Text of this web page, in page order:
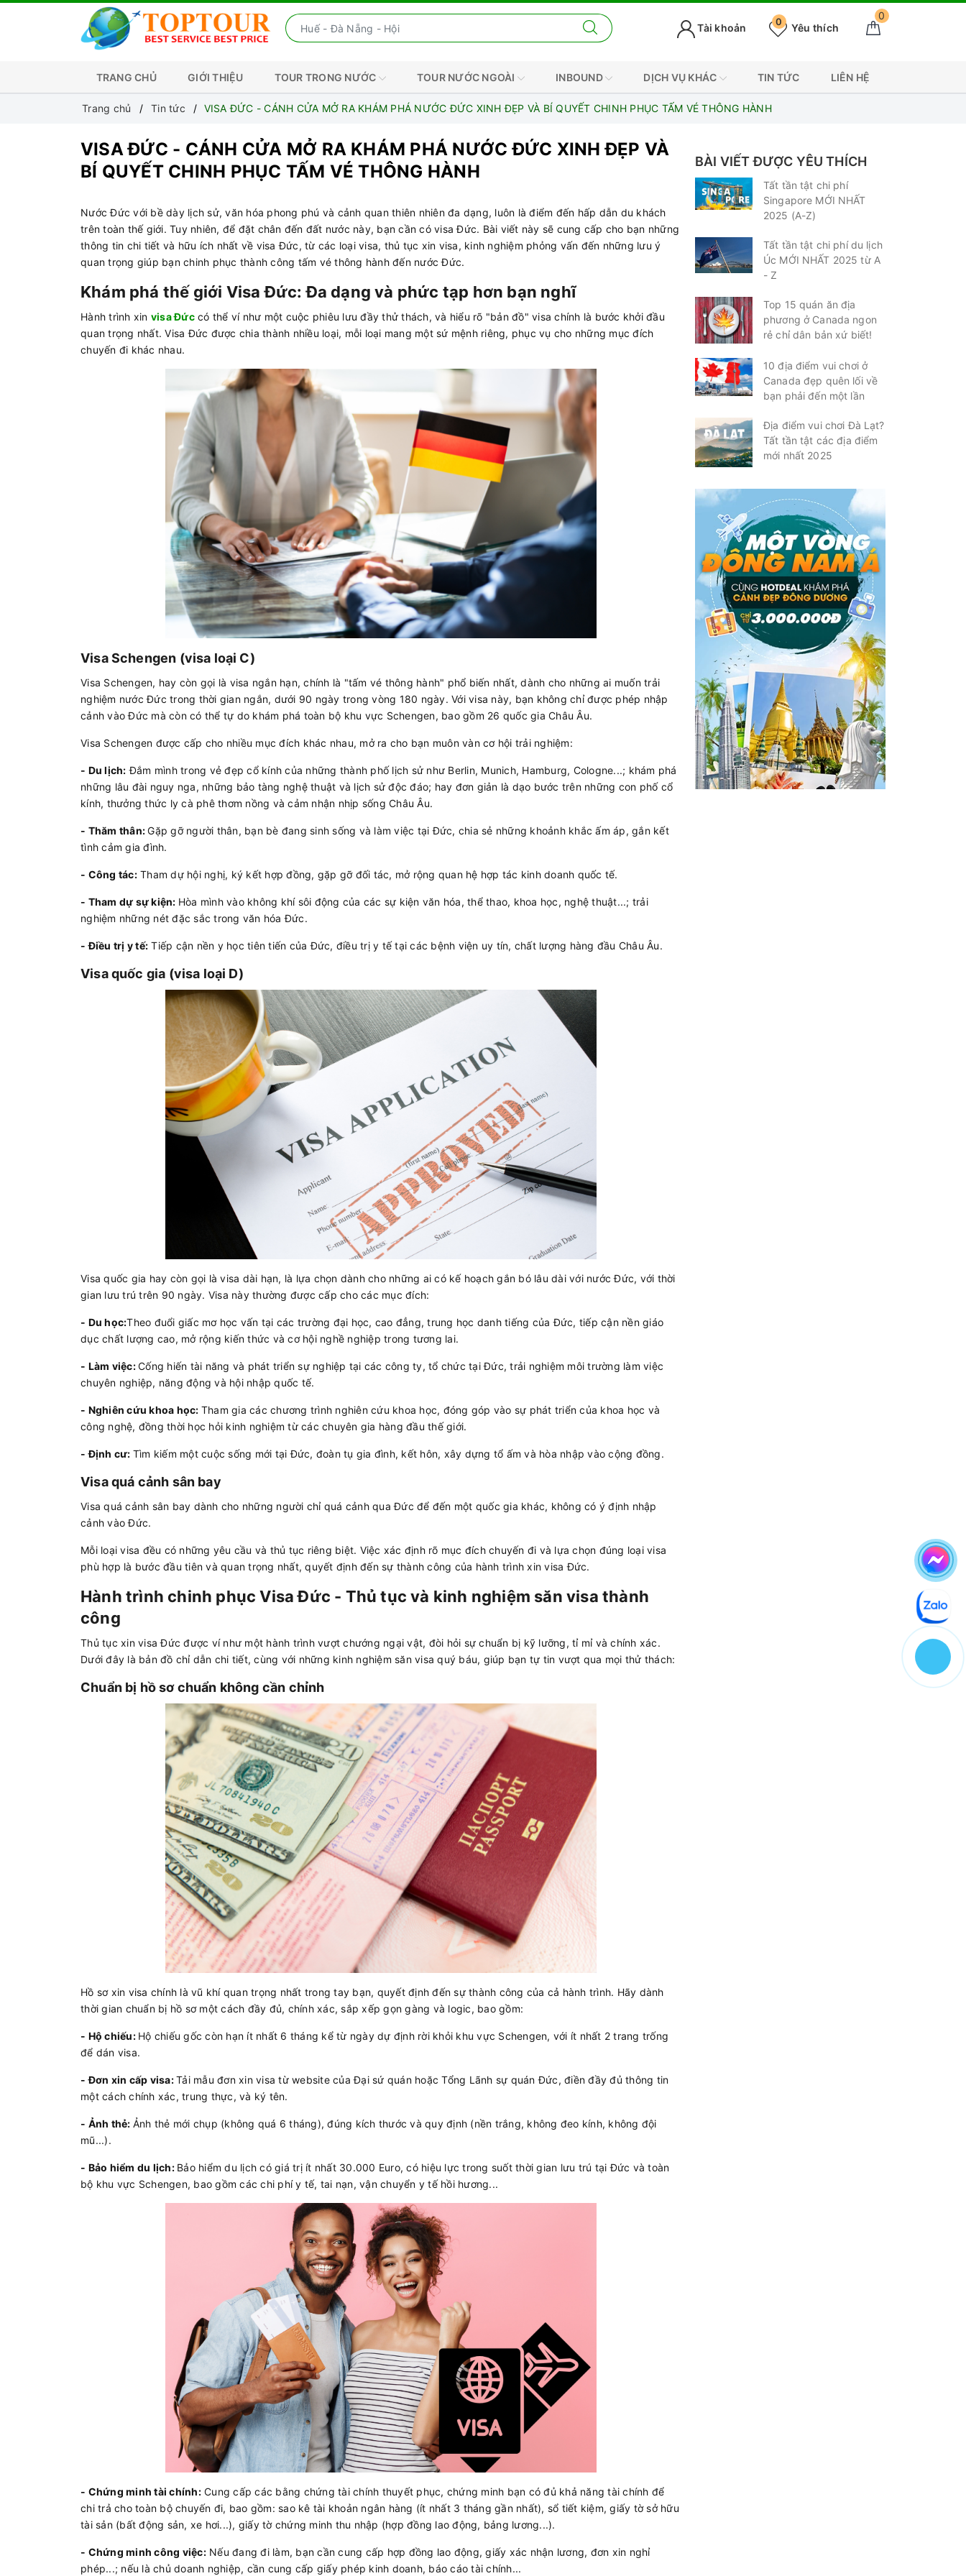
0
Yêu thích
0
Tài khoản
TRANG CHỦ GIỚI THIỆU TOUR TRONG NƯỚC TOUR NƯỚC NGOÀI INBOUND DỊCH VỤ KHÁC TIN TỨC LIÊN HỆ
Trang chủ Tin tức VISA ĐỨC - CÁNH CỬA MỞ RA KHÁM PHÁ NƯỚC ĐỨC XINH ĐẸP VÀ BÍ QUYẾT CHINH PHỤC TẤM VÉ THÔNG HÀNH
VISA ĐỨC - CÁNH CỬA MỞ RA KHÁM PHÁ NƯỚC ĐỨC XINH ĐẸP VÀ
BÍ QUYẾT CHINH PHỤC TẤM VÉ THÔNG HÀNH
Nước Đức với bề dày lịch sử, văn hóa phong phú và cảnh quan thiên nhiên đa dạng, luôn là điểm đến hấp dẫn du khách
trên toàn thế giới. Tuy nhiên, để đặt chân đến đất nước này, bạn cần có visa Đức. Bài viết này sẽ cung cấp cho bạn những
thông tin chi tiết và hữu ích nhất về visa Đức, từ các loại visa, thủ tục xin visa, kinh nghiệm phỏng vấn đến những lưu ý
quan trọng giúp bạn chinh phục thành công tấm vé thông hành đến nước Đức.
Khám phá thế giới Visa Đức: Đa dạng và phức tạp hơn bạn nghĩ
Hành trình xin visa Đứccó thể ví như một cuộc phiêu lưu đầy thử thách, và hiểu rõ "bản đồ" visa chính là bước khởi đầu
quan trọng nhất. Visa Đức được chia thành nhiều loại, mỗi loại mang một sứ mệnh riêng, phục vụ cho những mục đích
chuyến đi khác nhau.
Visa Schengen (visa loại C)
Visa Schengen, hay còn gọi là visa ngắn hạn, chính là "tấm vé thông hành" phổ biến nhất, dành cho những ai muốn trải
nghiệm nước Đức trong thời gian ngắn, dưới 90 ngày trong vòng 180 ngày. Với visa này, bạn không chỉ được phép nhập
cảnh vào Đức mà còn có thể tự do khám phá toàn bộ khu vực Schengen, bao gồm 26 quốc gia Châu Âu.
Visa Schengen được cấp cho nhiều mục đích khác nhau, mở ra cho bạn muôn vàn cơ hội trải nghiệm:
- Du lịch: Đắm mình trong vẻ đẹp cổ kính của những thành phố lịch sử như Berlin, Munich, Hamburg, Cologne...; khám phá
những lâu đài nguy nga, những bảo tàng nghệ thuật và lịch sử độc đáo; hay đơn giản là dạo bước trên những con phố cổ
kính, thưởng thức ly cà phê thơm nồng và cảm nhận nhịp sống Châu Âu.
- Thăm thân:Gặp gỡ người thân, bạn bè đang sinh sống và làm việc tại Đức, chia sẻ những khoảnh khắc ấm áp, gắn kết
tình cảm gia đình.
- Công tác:Tham dự hội nghị, ký kết hợp đồng, gặp gỡ đối tác, mở rộng quan hệ hợp tác kinh doanh quốc tế.
- Tham dự sự kiện: Hòa mình vào không khí sôi động của các sự kiện văn hóa, thể thao, khoa học, nghệ thuật...; trải
nghiệm những nét đặc sắc trong văn hóa Đức.
- Điều trị y tế: Tiếp cận nền y học tiên tiến của Đức, điều trị y tế tại các bệnh viện uy tín, chất lượng hàng đầu Châu Âu.
Visa quốc gia (visa loại D)
Visa quốc gia hay còn gọi là visa dài hạn, là lựa chọn dành cho những ai có kế hoạch gắn bó lâu dài với nước Đức, với thời
gian lưu trú trên 90 ngày. Visa này thường được cấp cho các mục đích:
- Du học:Theo đuổi giấc mơ học vấn tại các trường đại học, cao đẳng, trung học danh tiếng của Đức, tiếp cận nền giáo
dục chất lượng cao, mở rộng kiến thức và cơ hội nghề nghiệp trong tương lai.
- Làm việc:Cống hiến tài năng và phát triển sự nghiệp tại các công ty, tổ chức tại Đức, trải nghiệm môi trường làm việc
chuyên nghiệp, năng động và hội nhập quốc tế.
- Nghiên cứu khoa học: Tham gia các chương trình nghiên cứu khoa học, đóng góp vào sự phát triển của khoa học và
công nghệ, đồng thời học hỏi kinh nghiệm từ các chuyên gia hàng đầu thế giới.
- Định cư: Tìm kiếm một cuộc sống mới tại Đức, đoàn tụ gia đình, kết hôn, xây dựng tổ ấm và hòa nhập vào cộng đồng.
Visa quá cảnh sân bay
Visa quá cảnh sân bay dành cho những người chỉ quá cảnh qua Đức để đến một quốc gia khác, không có ý định nhập
cảnh vào Đức.
Mỗi loại visa đều có những yêu cầu và thủ tục riêng biệt. Việc xác định rõ mục đích chuyến đi và lựa chọn đúng loại visa
phù hợp là bước đầu tiên và quan trọng nhất, quyết định đến sự thành công của hành trình xin visa Đức.
Hành trình chinh phục Visa Đức - Thủ tục và kinh nghiệm săn visa thành
công
Thủ tục xin visa Đức được ví như một hành trình vượt chướng ngại vật, đòi hỏi sự chuẩn bị kỹ lưỡng, tỉ mỉ và chính xác.
Dưới đây là bản đồ chỉ dẫn chi tiết, cùng với những kinh nghiệm săn visa quý báu, giúp bạn tự tin vượt qua mọi thử thách:
Chuẩn bị hồ sơ chuẩn không cần chỉnh
Hồ sơ xin visa chính là vũ khí quan trọng nhất trong tay bạn, quyết định đến sự thành công của cả hành trình. Hãy dành
thời gian chuẩn bị hồ sơ một cách đầy đủ, chính xác, sắp xếp gọn gàng và logic, bao gồm:
- Hộ chiếu: Hộ chiếu gốc còn hạn ít nhất 6 tháng kể từ ngày dự định rời khỏi khu vực Schengen, với ít nhất 2 trang trống
để dán visa.
- Đơn xin cấp visa:Tải mẫu đơn xin visa từ website của Đại sứ quán hoặc Tổng Lãnh sự quán Đức, điền đầy đủ thông tin
một cách chính xác, trung thực, và ký tên.
- Ảnh thẻ: Ảnh thẻ mới chụp (không quá 6 tháng), đúng kích thước và quy định (nền trắng, không đeo kính, không đội
mũ...).
- Bảo hiểm du lịch: Bảo hiểm du lịch có giá trị ít nhất 30.000 Euro, có hiệu lực trong suốt thời gian lưu trú tại Đức và toàn
bộ khu vực Schengen, bao gồm các chi phí y tế, tai nạn, vận chuyển y tế hồi hương...
- Chứng minh tài chính:Cung cấp các bằng chứng tài chính thuyết phục, chứng minh bạn có đủ khả năng tài chính để
chi trả cho toàn bộ chuyến đi, bao gồm: sao kê tài khoản ngân hàng (ít nhất 3 tháng gần nhất), sổ tiết kiệm, giấy tờ sở hữu
tài sản (bất động sản, xe hơi...), giấy tờ chứng minh thu nhập (hợp đồng lao động, bảng lương...).
- Chứng minh công việc:Nếu đang đi làm, bạn cần cung cấp hợp đồng lao động, giấy xác nhận lương, đơn xin nghỉ
phép...; nếu là chủ doanh nghiệp, cần cung cấp giấy phép kinh doanh, báo cáo tài chính...
BÀI VIẾT ĐƯỢC YÊU THÍCH
Tất tần tật chi phí
Singapore MỚI NHẤT
2025 (A-Z)
Tất tần tật chi phí du lịch
Úc MỚI NHẤT 2025 từ A
- Z
Top 15 quán ăn địa
phương ở Canada ngon
rẻ chỉ dân bản xứ biết!
10 địa điểm vui chơi ở
Canada đẹp quên lối về
bạn phải đến một lần
Địa điểm vui chơi Đà Lạt?
Tất tần tật các địa điểm
mới nhất 2025